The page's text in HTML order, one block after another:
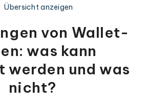
Übersicht anzeigen
von Wallet-
was kann
werden und was
nicht?